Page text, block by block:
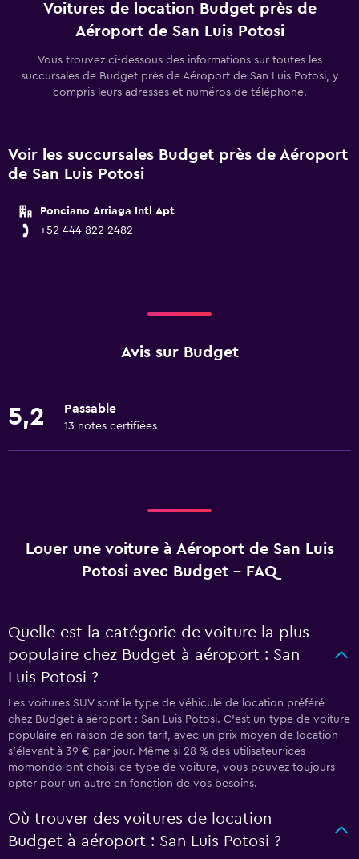
Voitures de location Budget près de
Aéroport de San Luis Potosi
Vous trouvez ci-dessous des informations sur toutes les
succursales de Budget près de Aéroport de San Luis Potosi, y
compris leurs adresses et numéros de téléphone.
Voir les succursales Budget près de Aéroport
de San Luis Potosi
Ponciano Arriaga Intl Apt
+52 444 822 2482
Avis sur Budget
5,2 Passable
13 notes certifiées
Louer une voiture à Aéroport de San Luis
Potosi avec Budget - FAQ
Quelle est la catégorie de voiture la plus
populaire chez Budget à aéroport : San
Luis Potosi ?
Les voitures SUV sont le type de véhicule de location préféré
chez Budget à aéroport : San Luis Potosi. C'est un type de voiture
populaire en raison de son tarif, avec un prix moyen de location
s'élevant à 39 € par jour. Même si 28 % des utilisateur·ices
momondo ont choisi ce type de voiture, vous pouvez toujours
opter pour un autre en fonction de vos besoins.
Où trouver des voitures de location
Budget à aéroport : San Luis Potosi ?